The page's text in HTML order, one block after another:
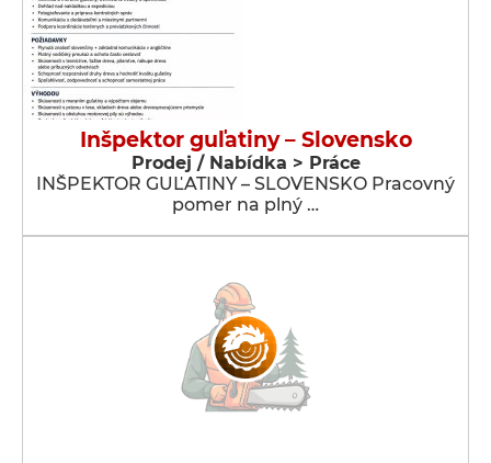
Inšpektor guľatiny – Slovensko
Prodej / Nabídka > Práce
INŠPEKTOR GUĽATINY – SLOVENSKO Pracovný
pomer na plný …